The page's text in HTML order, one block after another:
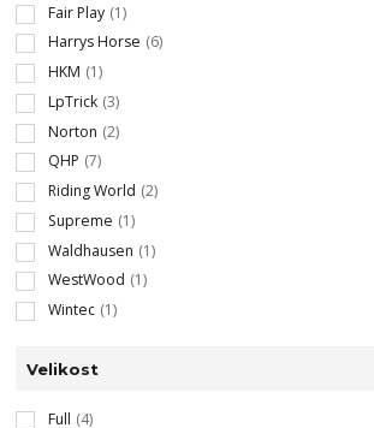
Fair Play (1)
Harrys Horse (6)
HKM (1)
LpTrick (3)
Norton (2)
QHP (7)
Riding World (2)
Supreme (1)
Waldhausen (1)
WestWood (1)
Wintec (1)
Velikost
Full (4)